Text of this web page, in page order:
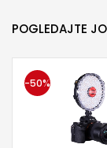
POGLEDAJTE
-50%